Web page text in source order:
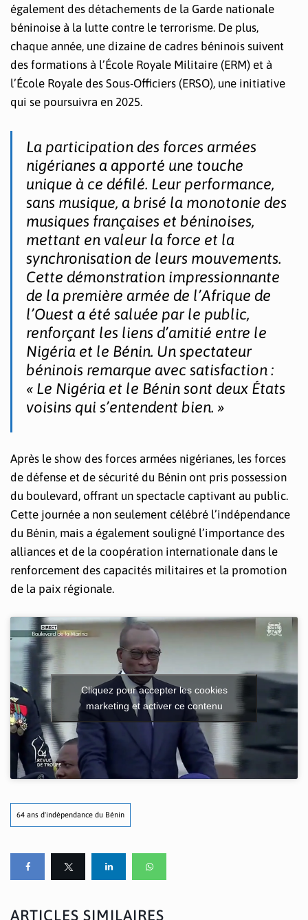
également des détachements de la Garde nationale
béninoise à la lutte contre le terrorisme. De plus,
chaque année, une dizaine de cadres béninois suivent
des formations à l’École Royale Militaire (ERM) et à
l’École Royale des Sous-Officiers (ERSO), une initiative
qui se poursuivra en 2025.
La participation des forces armées
nigérianes a apporté une touche
unique à ce défilé. Leur performance,
sans musique, a brisé la monotonie des
musiques françaises et béninoises,
mettant en valeur la force et la
synchronisation de leurs mouvements.
Cette démonstration impressionnante
de la première armée de l’Afrique de
l’Ouest a été saluée par le public,
renforçant les liens d’amitié entre le
Nigéria et le Bénin. Un spectateur
béninois remarque avec satisfaction :
« Le Nigéria et le Bénin sont deux États
voisins qui s’entendent bien. »
Après le show des forces armées nigérianes, les forces
de défense et de sécurité du Bénin ont pris possession
du boulevard, offrant un spectacle captivant au public.
Cette journée a non seulement célébré l’indépendance
du Bénin, mais a également souligné l’importance des
alliances et de la coopération internationale dans le
renforcement des capacités militaires et la promotion
de la paix régionale.
Cliquez pour accepter les cookies
marketing et activer ce contenu
64 ans d'indépendance du Bénin
ARTICLES SIMILAIRES